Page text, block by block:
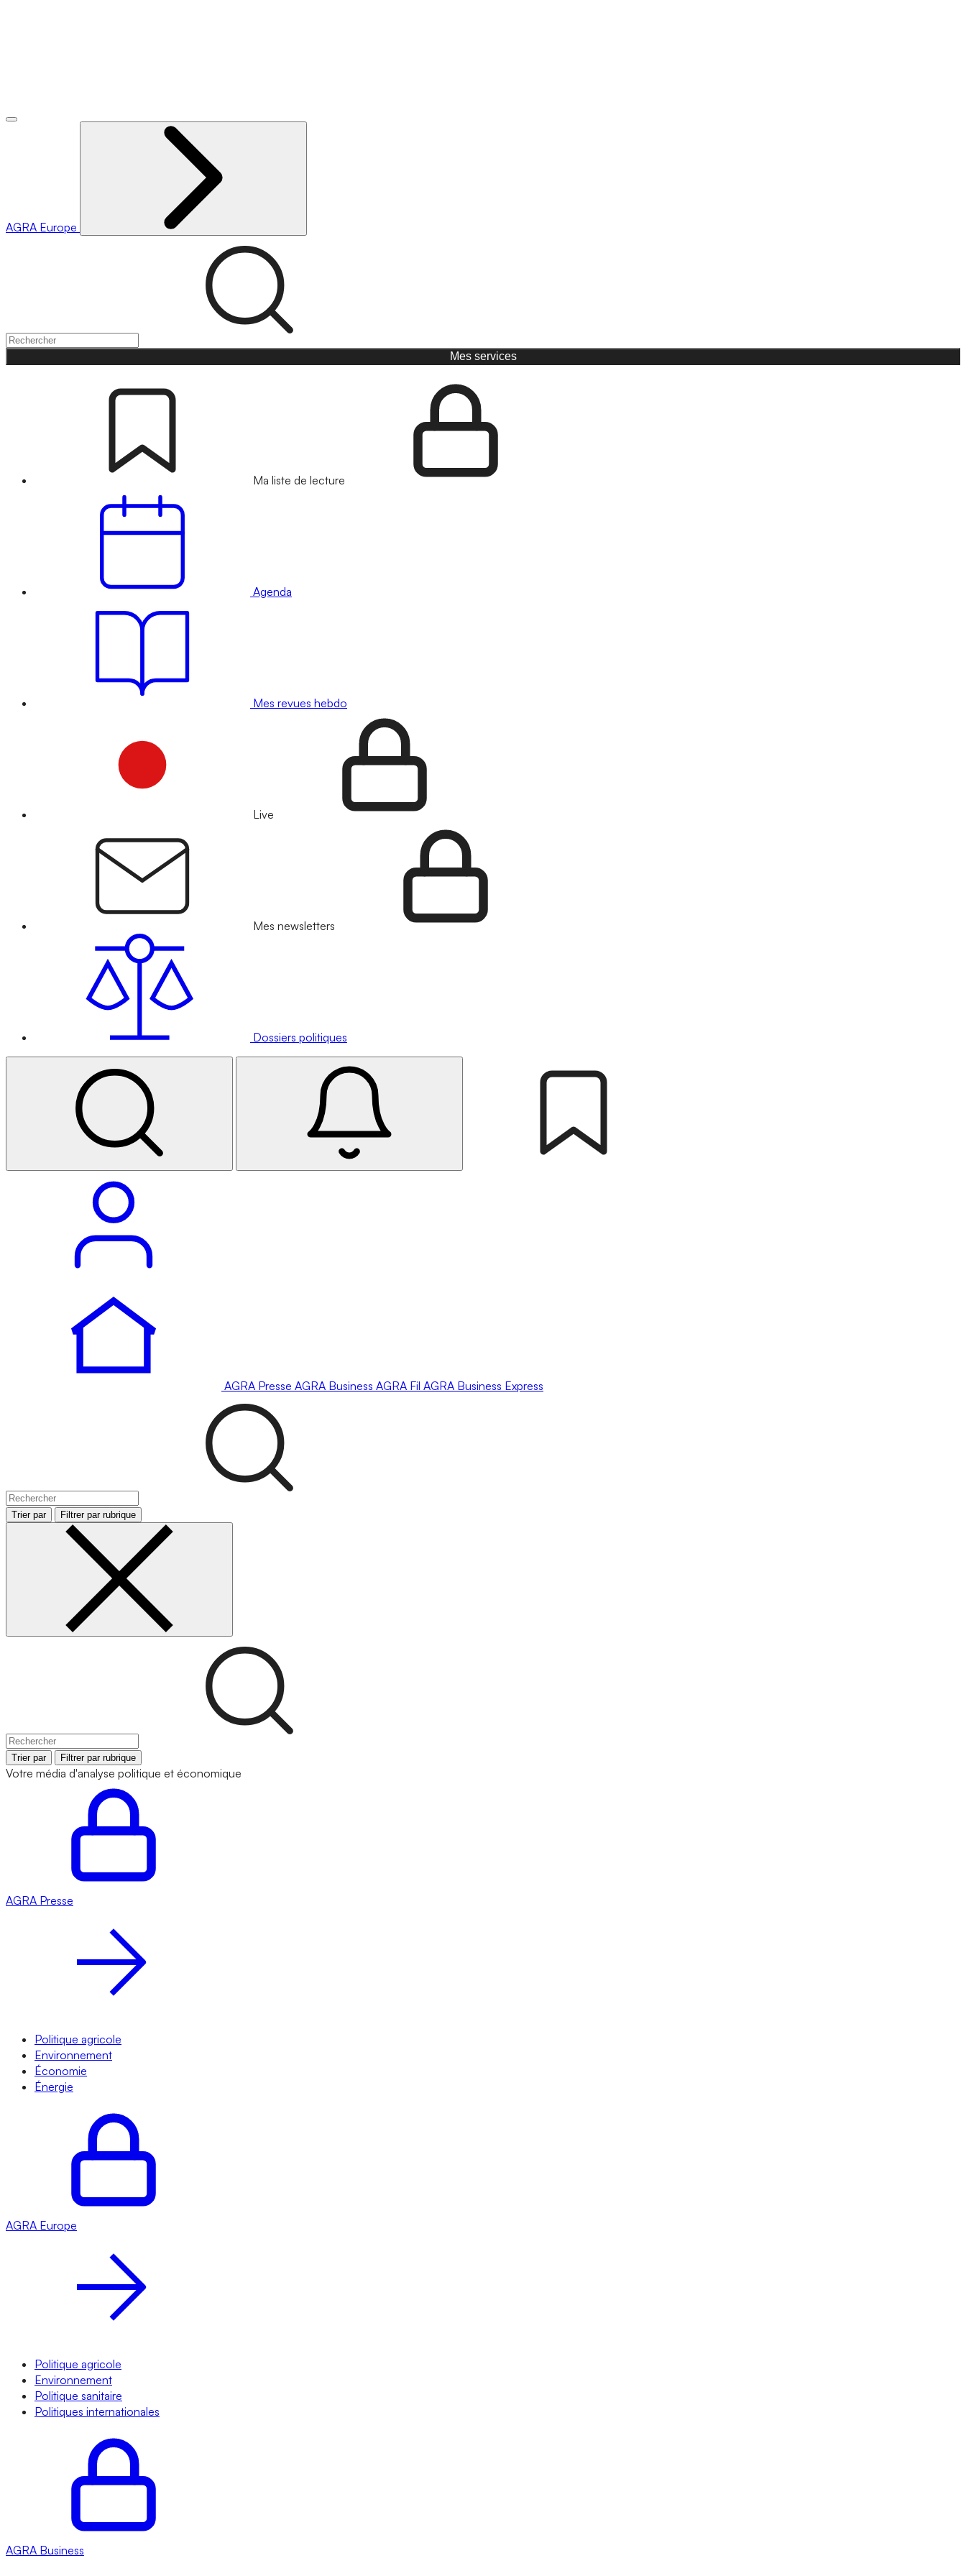
AGRA Europe
Mes services
Ma liste de lecture
Agenda
Mes revues hebdo
Live
Mes newsletters
Dossiers politiques
AGRA Presse AGRA Business AGRA Fil AGRA Business Express
Trier par Filtrer par rubrique
Trier par Filtrer par rubrique
Votre média d'analyse politique et économique
AGRA Presse
Politique agricole
Environnement
Économie
Énergie
AGRA Europe
Politique agricole
Environnement
Politique sanitaire
Politiques internationales
AGRA Business